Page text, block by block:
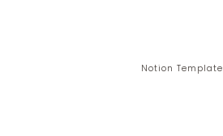
Notion Template